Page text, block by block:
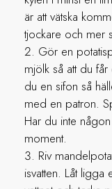
är att vätska
tjockare och mer
Gör en
mjölk så att du
du en sifon så
med en patron.
Har du inte
moment.
Riv
isvatten. Låt ligga